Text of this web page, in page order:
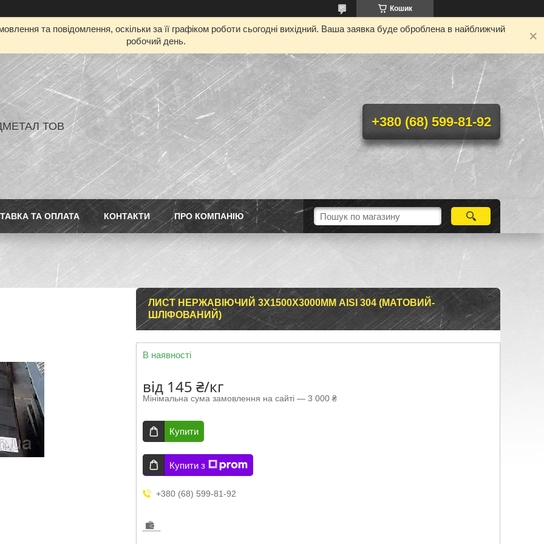
Кошик
та повідомлення, оскільки за її графіком роботи сьогодні вихідний. Ваша заявка буде оброблена в найближчий
робочий день.
ТОВ +380 (68) 599-81-92
ТА ОПЛАТА КОНТАКТИ ПРО КОМПАНІЮ
ЛИСТ НЕРЖАВІЮЧИЙ 3Х1500Х3000ММ AISI 304 (МАТОВИЙ-
ШЛІФОВАНИЙ)
В наявності
від 145 ₴/кг
Мінімальна сума замовлення на сайті — 3 000 ₴
Купити
Купити з
+380 (68) 599-81-92